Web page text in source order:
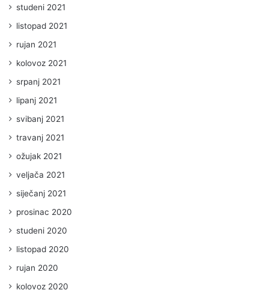
studeni 2021
listopad 2021
rujan 2021
kolovoz 2021
srpanj 2021
lipanj 2021
svibanj 2021
travanj 2021
ožujak 2021
veljača 2021
siječanj 2021
prosinac 2020
studeni 2020
listopad 2020
rujan 2020
kolovoz 2020